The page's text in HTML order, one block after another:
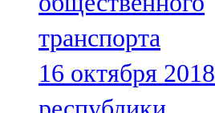
транспорта
16 октября 2018